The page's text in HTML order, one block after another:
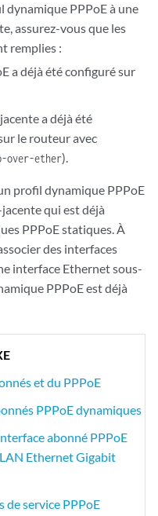
dynamique PPPoE à une
assurez-vous que les
remplies :
a déjà été configuré sur
a déjà été
le routeur avec
over-ether).
profil dynamique PPPoE
qui est déjà
PPPoE statiques. À
des interfaces
interface Ethernet sous-
PPPoE est déjà
et du PPPoE
PPPoE dynamiques
abonné PPPoE
Ethernet Gigabit
de service PPPoE